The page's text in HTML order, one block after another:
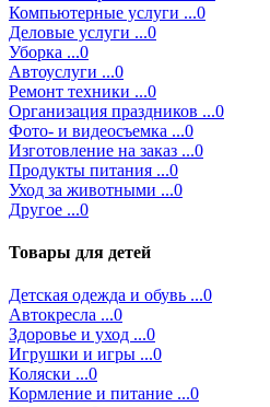
Компьютерные услуги ...0
Деловые услуги ...0
Уборка ...0
Автоуслуги ...0
Ремонт техники ...0
Организация праздников ...0
Фото- и видеосъемка ...0
Изготовление на заказ ...0
Продукты питания ...0
Уход за животными ...0
Другое ...0
Товары для детей
Детская одежда и обувь ...0
Автокресла ...0
Здоровье и уход ...0
Игрушки и игры ...0
Коляски ...0
Кормление и питание ...0